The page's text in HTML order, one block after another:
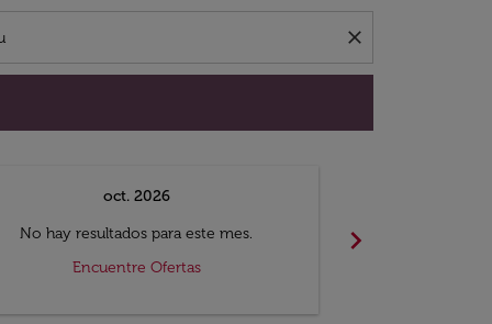
close
oct. 2026
No hay resultados para este mes.
Encuentre Ofertas
chevron_right